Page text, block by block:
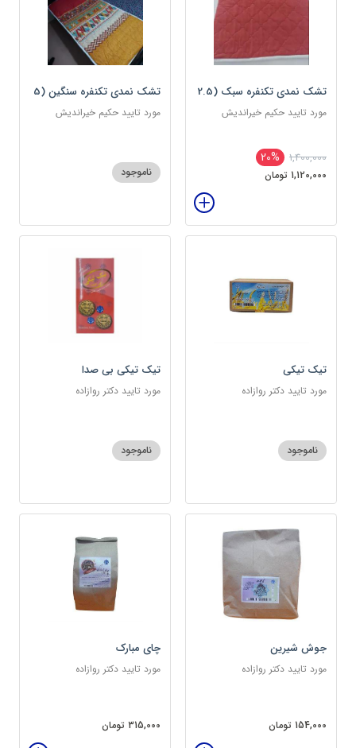
تشک نمدی تکنفره سبک (2.5
کیلویی) دوین (پس کرایه)
مورد تایید حکیم خیراندیش
1,400,000
20%
1,120,000 تومان
تشک نمدی تکنفره سنگین (5
کیلویی) دوین (پس کرایه)
مورد تایید حکیم خیراندیش
ناموجود
تیک تیکی
مورد تایید دکتر روازاده
ناموجود
تیک تیکی بی صدا
مورد تایید دکتر روازاده
ناموجود
جوش شیرین
مورد تایید دکتر روازاده
154,000 تومان
چای مبارک
مورد تایید دکتر روازاده
315,000 تومان